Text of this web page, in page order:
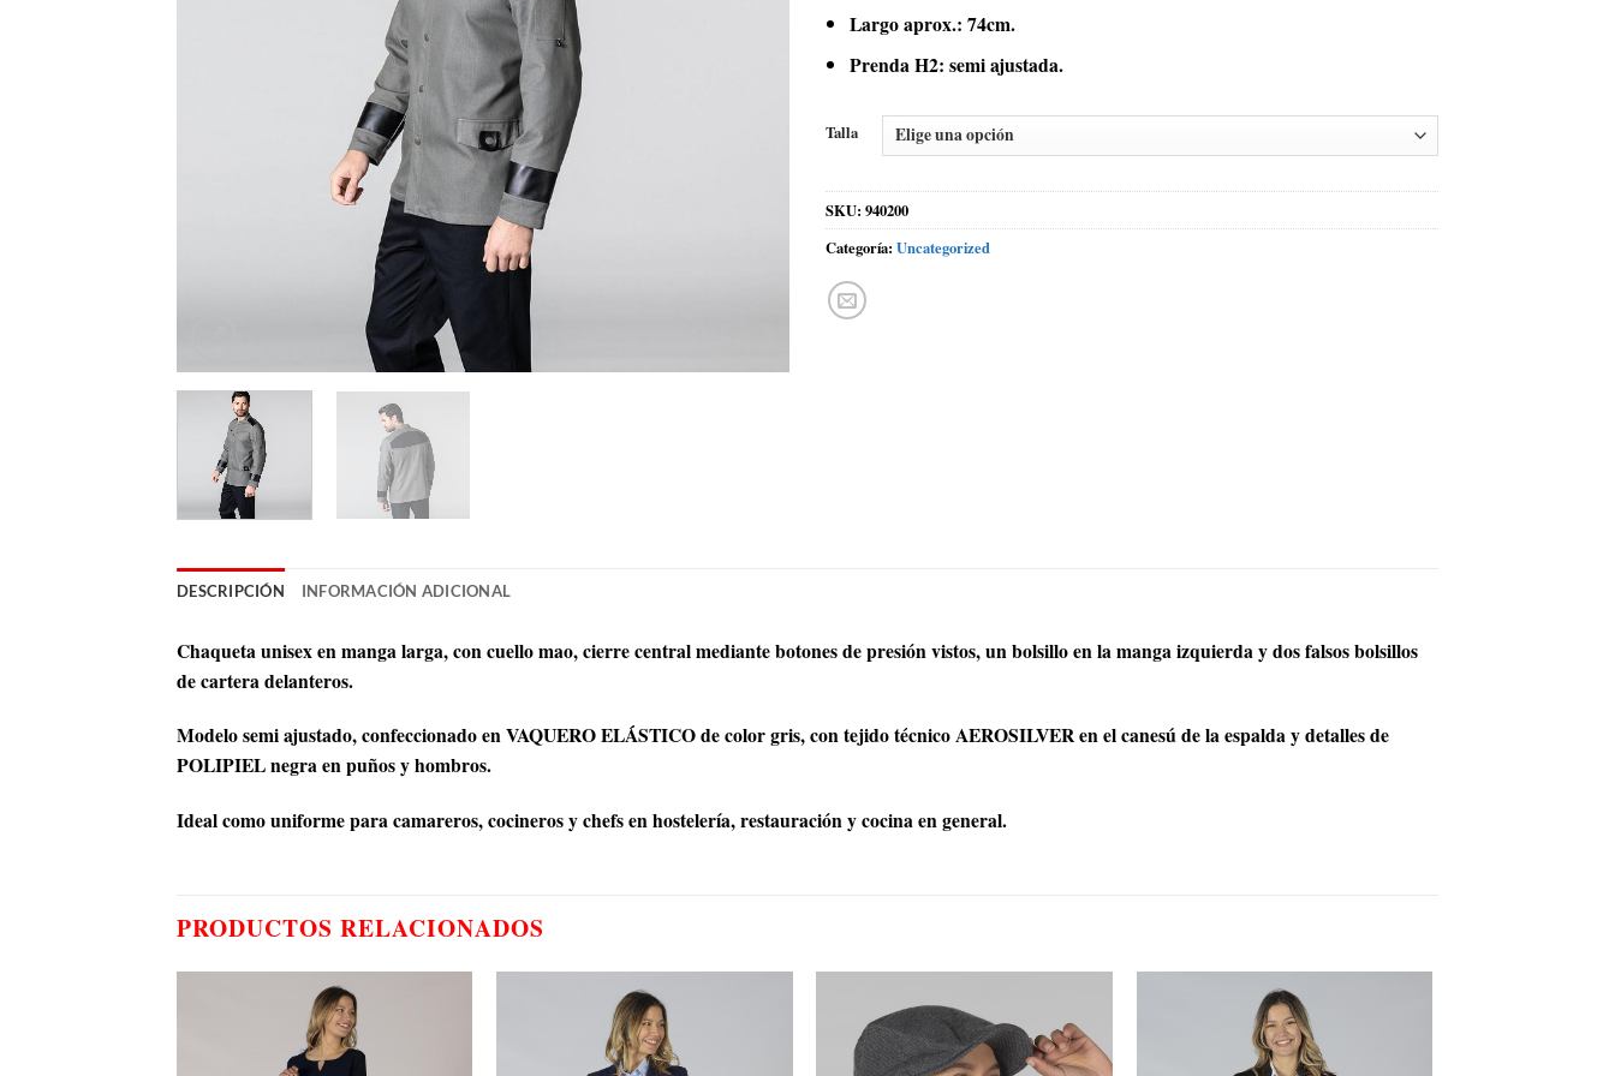
Largo aprox.: 74cm.
Prenda H2: semi ajustada.
Talla
SKU: 940200
Categoría: Uncategorized
DESCRIPCIÓN INFORMACIÓN ADICIONAL
Chaqueta unisex en manga larga, con cuello mao, cierre central mediante botones de presión vistos, un bolsillo en la manga izquierda y dos falsos bolsillos
de cartera delanteros.
Modelo semi ajustado, confeccionado en VAQUERO ELÁSTICO de color gris, con tejido técnico AEROSILVER en el canesú de la espalda y detalles de
POLIPIEL negra en puños y hombros.
Ideal como uniforme para camareros, cocineros y chefs en hostelería, restauración y cocina en general.
PRODUCTOS RELACIONADOS